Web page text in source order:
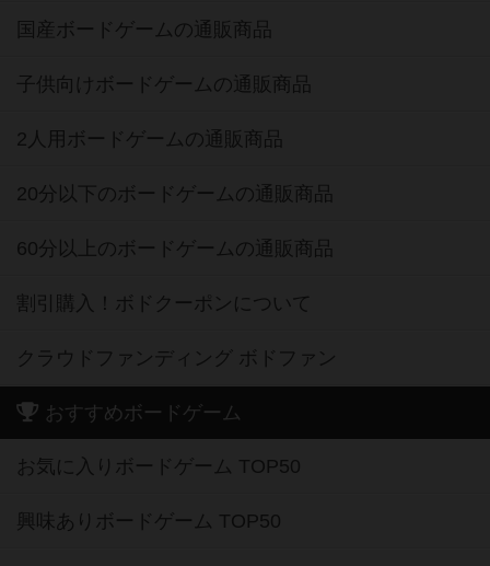
国産ボードゲームの通販商品
子供向けボードゲームの通販商品
2人用ボードゲームの通販商品
20分以下のボードゲームの通販商品
60分以上のボードゲームの通販商品
割引購入！ボドクーポンについて
クラウドファンディング ボドファン
おすすめボードゲーム
お気に入りボードゲーム TOP50
興味ありボードゲーム TOP50